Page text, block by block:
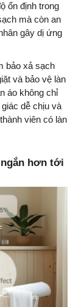
ổn định trong
mà còn an
gây dị ứng
bảo xả sạch
và bảo vệ làn
áo không chỉ
dễ chịu và
viên có làn
hơn tới